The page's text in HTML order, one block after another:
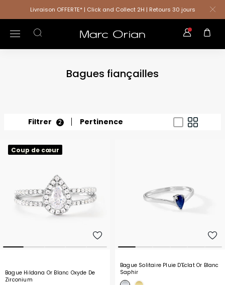
Livraison OFFERTE* | Click and Collect 2H | Retours 30 jours
Bagues fiançailles
Filtrer 2 Pertinence
Coup de cœur
Bague Hildana Or Blanc Oxyde De
Zirconium
Bague Solitaire Pluie D'Eclat Or Blanc
Saphir